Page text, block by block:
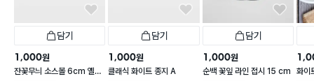
담기
1,000원
잔꽃무늬 소스볼 6cm 옐로
담기
1,000원
클래식 화이트 종지 A
담기
1,000원
순백 꽃잎 라인 접시 15 cm 화이